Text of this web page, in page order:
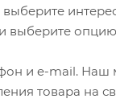
выберите
и e-mail. Наш
товара на